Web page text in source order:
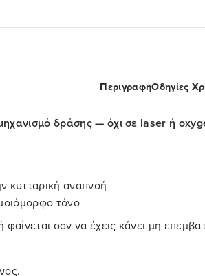
ΠεριγραφήΟδηγίες
δράσης — όχι σε laser ή
κυτταρική αναπνοή
τόνο
σαν να έχεις κάνει μη